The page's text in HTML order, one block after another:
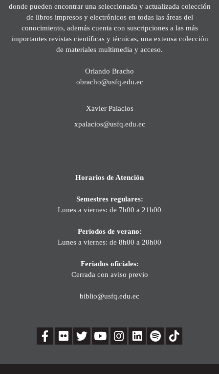
donde pueden encontrar una seleccionada y actualizada colección
de libros impresos y electrónicos en todas las áreas del
conocimiento, además cuenta con suscripciones a las más
importantes revistas científicas y técnicas, una extensa colección
de materiales multimedia y acceso.
Orlando Bracho
obracho@usfq.edu.ec
Xavier Palacios
xpalacios@usfq.edu.ec
Horarios de Atención
Semestres regulares:
Lunes a viernes: de 7h00 a 21h00
Períodos de verano:
Lunes a viernes: de 8h00 a 20h00
Feriados oficiales:
Cerrada con aviso previo
biblio@usfq.edu.ec